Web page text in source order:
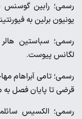
رسمی؛ رابین گوسنس
یونیون برلین به
رسمی؛ سباستین
لگانس پیوست.
قرضی تا پایان فصل
رسمی؛ الکسیس